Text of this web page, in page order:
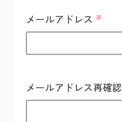
メールアドレス ※
メールアドレス再確認